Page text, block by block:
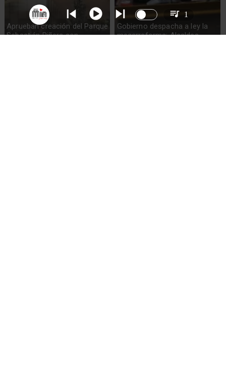
Aprueban creación del Parque
Sebastián Piñera con
Gobierno despacha a ley la
megarreforma: Alcaldes
1